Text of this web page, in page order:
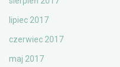
lipiec 2017
czerwiec 2017
maj 2017